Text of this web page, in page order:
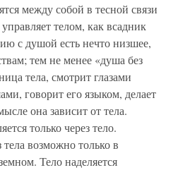
между собой в тесной связи
телом, как всадник
с душой есть нечто низшее,
тем не менее «душа без
тела, смотрит глазами
говорит его языком, делает
она зависит от тела.
только через тело.
возможно только в
Тело наделяется